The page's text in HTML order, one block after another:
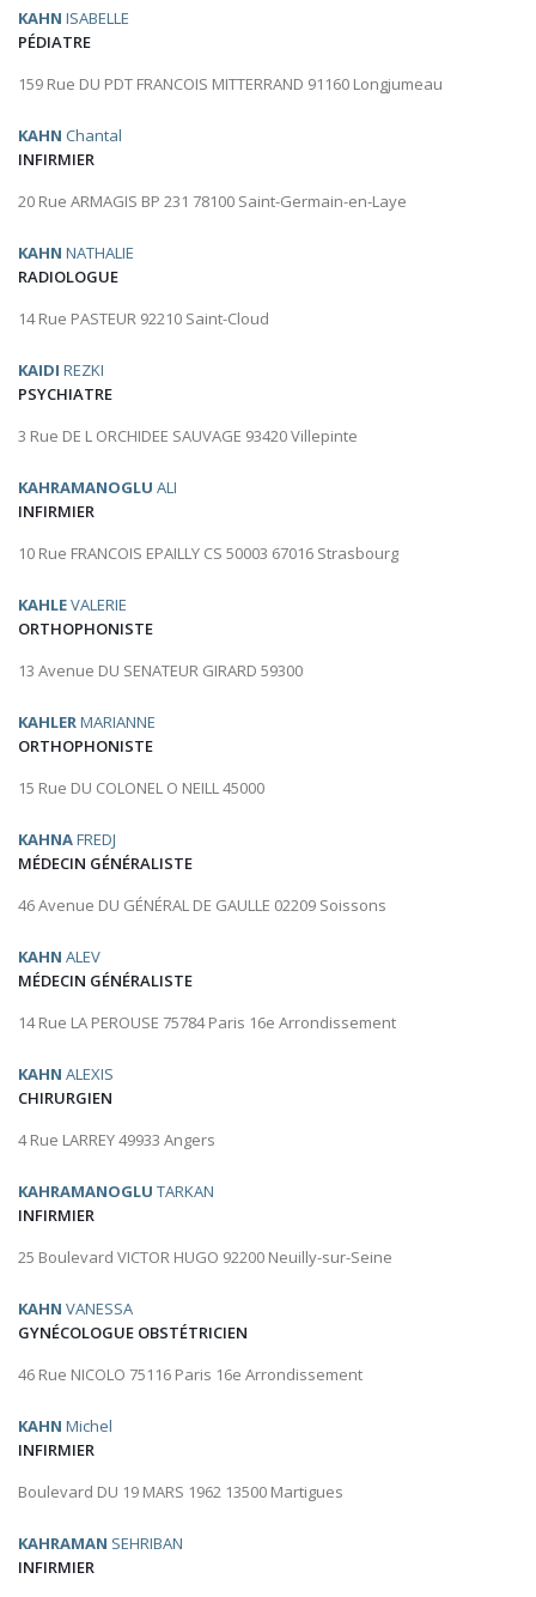
KAHN ISABELLE
PÉDIATRE
159 Rue DU PDT FRANCOIS MITTERRAND 91160 Longjumeau
KAHN Chantal
INFIRMIER
20 Rue ARMAGIS BP 231 78100 Saint-Germain-en-Laye
KAHN NATHALIE
RADIOLOGUE
14 Rue PASTEUR 92210 Saint-Cloud
KAIDI REZKI
PSYCHIATRE
3 Rue DE L ORCHIDEE SAUVAGE 93420 Villepinte
KAHRAMANOGLU ALI
INFIRMIER
10 Rue FRANCOIS EPAILLY CS 50003 67016 Strasbourg
KAHLEVALERIE
ORTHOPHONISTE
13 Avenue DU SENATEUR GIRARD 59300
KAHLERMARIANNE
ORTHOPHONISTE
15 Rue DU COLONEL O NEILL 45000
KAHNAFREDJ
MÉDECIN GÉNÉRALISTE
46 Avenue DU GÉNÉRAL DE GAULLE 02209 Soissons
KAHN ALEV
MÉDECIN GÉNÉRALISTE
14 Rue LA PEROUSE 75784 Paris 16e Arrondissement
KAHN ALEXIS
CHIRURGIEN
4 Rue LARREY 49933 Angers
KAHRAMANOGLU TARKAN
INFIRMIER
25 Boulevard VICTOR HUGO 92200 Neuilly-sur-Seine
KAHN VANESSA
GYNÉCOLOGUE OBSTÉTRICIEN
46 Rue NICOLO 75116 Paris 16e Arrondissement
KAHN Michel
INFIRMIER
Boulevard DU 19 MARS 1962 13500 Martigues
KAHRAMAN SEHRIBAN
INFIRMIER